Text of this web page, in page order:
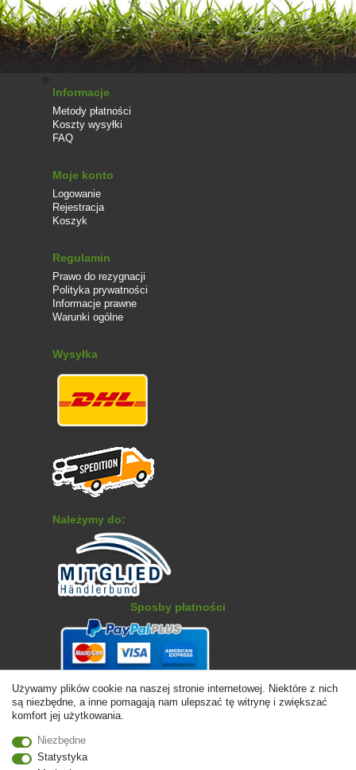
Informacje
Metody płatności
Koszty wysyłki
FAQ
Moje konto
Logowanie
Rejestracja
Koszyk
Regulamin
Prawo do rezygnacji
Polityka prywatności
Informacje prawne
Warunki ogólne
Wysyłka
Należymy do:
Sposby płatności
© Copyright 2026 | Wszelkie prawa zastrzezone. - Ceny zawierają
Używamy plików cookie na naszej stronie internetowej. Niektóre z nich
są niezbędne, a inne pomagają nam ulepszać tę witrynę i zwiększać
komfort jej użytkowania.
Niezbędne
Statystyka